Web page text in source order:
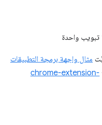
مثال واجهة برمجة التطبيقات
chrome-extension-